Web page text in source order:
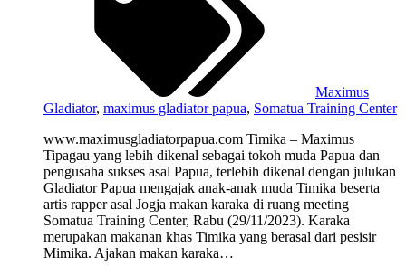
Maximus
Gladiator, maximus gladiator papua, Somatua Training Center
www.maximusgladiatorpapua.com Timika – Maximus
Tipagau yang lebih dikenal sebagai tokoh muda Papua dan
pengusaha sukses asal Papua, terlebih dikenal dengan julukan
Gladiator Papua mengajak anak-anak muda Timika beserta
artis rapper asal Jogja makan karaka di ruang meeting
Somatua Training Center, Rabu (29/11/2023). Karaka
merupakan makanan khas Timika yang berasal dari pesisir
Mimika. Ajakan makan karaka…